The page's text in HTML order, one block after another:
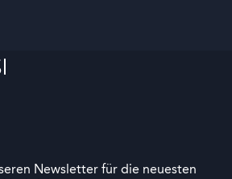
Newsletter für die neuesten